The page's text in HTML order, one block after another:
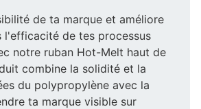
de ta marque et améliore
l'efficacité de tes processus
notre ruban Hot-Melt haut de
combine la solidité et la
du polypropylène avec la
ta marque visible sur